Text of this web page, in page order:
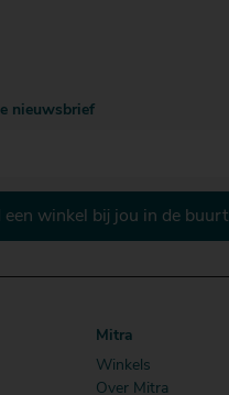
nieuwsbrief
een winkel bij jou in de buurt
Mitra
Winkels
Over Mitra